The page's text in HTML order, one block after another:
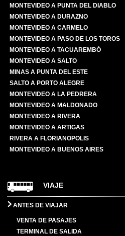
MONTEVIDEO A PUNTA DEL DIABLO
MONTEVIDEO A DURAZNO
MONTEVIDEO A CARMELO
MONTEVIDEO A PASO DE LOS TOROS
MONTEVIDEO A TACUAREMBÓ
MONTEVIDEO A SALTO
MINAS A PUNTA DEL ESTE
SALTO A PORTO ALEGRE
MONTEVIDEO A LA PEDRERA
MONTEVIDEO A MALDONADO
MONTEVIDEO A RIVERA
MONTEVIDEO A ARTIGAS
RIVERA A FLORIANOPOLIS
MONTEVIDEO A BUENOS AIRES
VIAJE
ANTES DE VIAJAR
VENTA DE PASAJES
TERMINAL DE SALIDA